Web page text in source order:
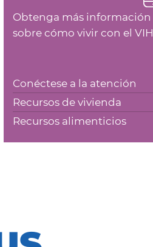
Obtenga más información
sobre cómo vivir con el VIH
Conéctese a la atención
Recursos de vivienda
Recursos alimenticios